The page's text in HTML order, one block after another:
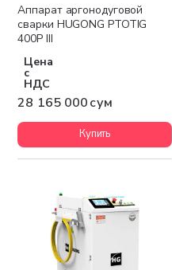
Аппарат аргонодуговой
сварки HUGONG PTOTIG
400P III
Цена
с
НДС
28 165 000 сум
Купить